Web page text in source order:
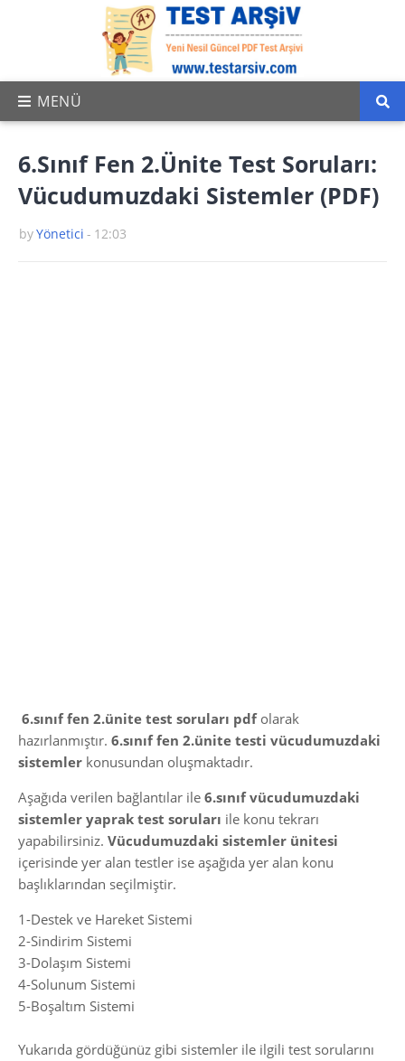
6.Sınıf Fen 2.Ünite Test Soruları:
Vücudumuzdaki Sistemler (PDF)
byYönetici - 12:03
6.sınıf fen 2.ünite test soruları pdfolarak
hazırlanmıştır. 6.sınıf fen 2.ünite testi vücudumuzdaki
sistemler konusundan oluşmaktadır.
Aşağıda verilen bağlantılar ile 6.sınıf vücudumuzdaki
sistemler yaprak test soruları ile konu tekrarı
yapabilirsiniz. Vücudumuzdaki sistemler ünitesi
içerisinde yer alan testler ise aşağıda yer alan konu
başlıklarından seçilmiştir.
1-Destek ve Hareket Sistemi
2-Sindirim Sistemi
3-Dolaşım Sistemi
4-Solunum Sistemi
5-Boşaltım Sistemi
Yukarıda gördüğünüz gibi sistemler ile ilgili test sorularını